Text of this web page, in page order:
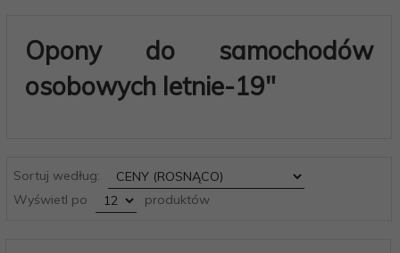
Opony do samochodów
osobowych letnie-19"
Sortuj według:
sort
Wyświetl po
pop produktów